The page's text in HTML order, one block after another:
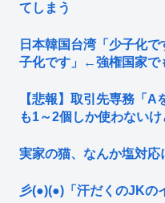
てしまう
日本韓国台湾「少子化
子化です」←強権国家で
【悲報】取引先専務「
も1～2個しか使わない
実家の猫、なんか塩対応
彡(●)(●)「汗だくのJK